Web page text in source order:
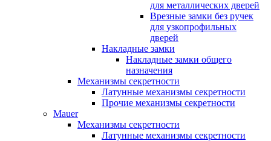
для металлических дверей
Врезные замки без ручек
для узкопрофильных
дверей
Накладные замки
Накладные замки общего
назначения
Механизмы секретности
Латунные механизмы секретности
Прочие механизмы секретности
Mauer
Механизмы секретности
Латунные механизмы секретности